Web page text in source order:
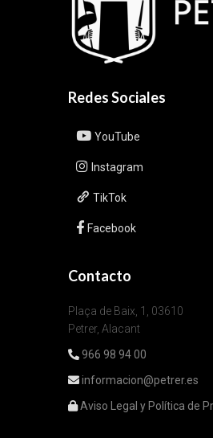
Redes Sociales
YouTube
Instagram
TikTok
Facebook
Contacto
Plaça de Baix, 1, 03610
Petrer, Alacant
966 98 94 00
informacion@petrer.es
Aviso Legal y Política de